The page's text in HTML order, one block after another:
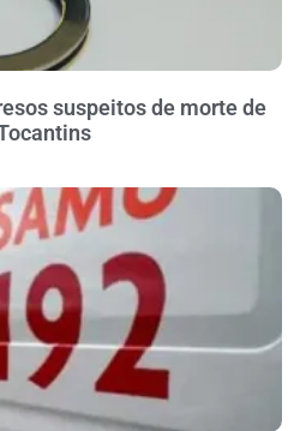
suspeitos de morte de